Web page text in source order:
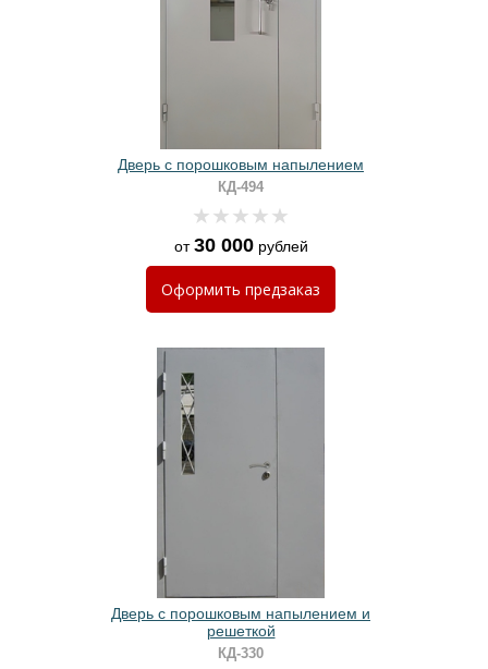
Дверь с порошковым напылением
КД-494
от30 000рублей
Оформить предзаказ
Дверь с порошковым напылением и
решеткой
КД-330